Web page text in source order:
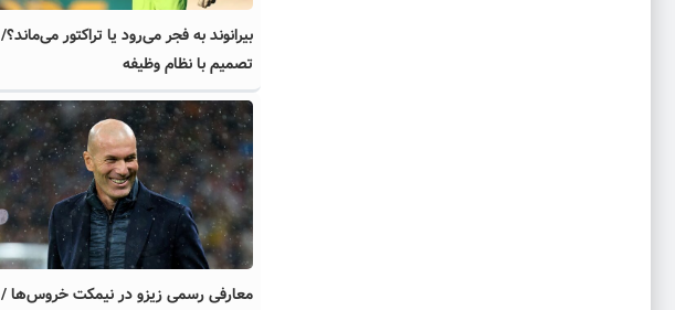
بیرانوند به فجر می‌رود یا تراکتور می‌ماند؟/
تصمیم با نظام وظیفه
معارفی رسمی زیزو در نیمکت خروس‌ها /